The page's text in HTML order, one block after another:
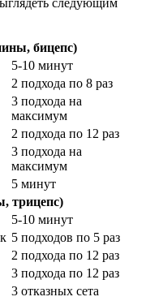
следующим
бицепс)
5-10 минут
2 подхода по 8 раз
3 подхода на
максимум
2 подхода по 12 раз
3 подхода на
максимум
5 минут
трицепс)
5-10 минут
5 подходов по 5 раз
2 подхода по 12 раз
3 подхода по 12 раз
3 отказных сета